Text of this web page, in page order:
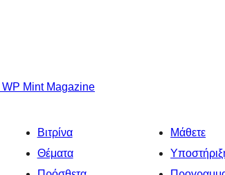
WP Mint Magazine
Βιτρίνα
Θέματα
Μάθετε